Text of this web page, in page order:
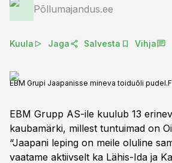
Põllumajandus.ee
Kuula Jaga Salvesta Vihja
EBM Grupi Jaapanisse mineva toiduõli pudel.
EBM Grupp AS-ile kuulub 13
kaubamärki, millest tuntuimad on
“Jaapani leping on meile oluline
vaatame aktiivselt ka Lähis-Ida ja